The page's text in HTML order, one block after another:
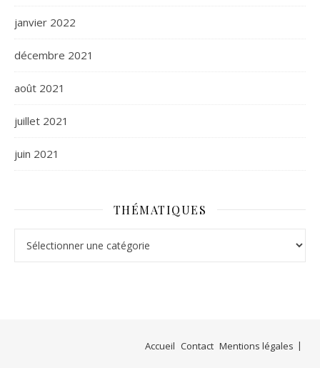
janvier 2022
décembre 2021
août 2021
juillet 2021
juin 2021
THÉMATIQUES
Accueil Contact Mentions légales